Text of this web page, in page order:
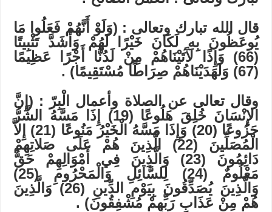
قال الله تبارك وتعالى : (وَلَوْ أَنَّهُمْ فَعَلُوا مَا
يُوعَظُونَ بِهِ لَكَانَ خَيْرًا لَهُمْ وَأَشَدَّ تَثْبِيتًا
(66) وَإِذًا لآَتَيْنَاهُمْ مِنْ لَدُنَّا أَجْرًا عَظِيمًا
(67) وَلَهَدَيْنَاهُمْ صِرَاطًا مُسْتَقِيمًا) .
وقال تعالى عن الصلاة وأعمال الْبِرّ : (إِنَّ
الإِنْسَانَ خُلِقَ هَلُوعًا (19) إِذَا مَسَّهُ الشَّرُّ
جَزُوعًا (20) وَإِذَا مَسَّهُ الْخَيْرُ مَنُوعًا (21) إِلاَّ
الْمُصَلِّينَ (22) الَّذِينَ هُمْ عَلَى صَلاتِهِمْ
دَائِمُونَ (23) وَالَّذِينَ فِي أَمْوَالِهِمْ حَقٌّ
مَعْلُومٌ (24) لِلسَّائِلِ وَالْمَحْرُومِ (25)
وَالَّذِينَ يُصَدِّقُونَ بِيَوْمِ الدِّينِ (26) وَالَّذِينَ
هُمْ مِنْ عَذَابِ رَبِّهِمْ مُشْفِقُونَ) .